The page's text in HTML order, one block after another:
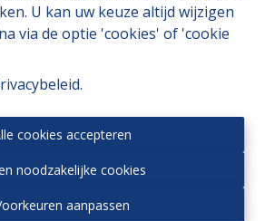
U kan uw keuze altijd wijzigen
via de optie 'cookies' of 'cookie
.
cookies accepteren
noodzakelijke cookies
aanpassen
autoriteit:
Vastgoedmakelaars,
B te 1000 Brussel.
dedeontologische code van het